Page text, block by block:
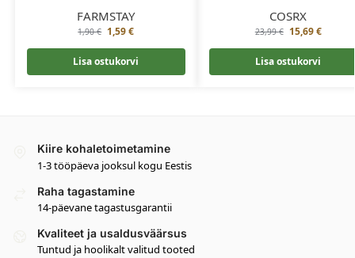
FARMSTAY
1,90€ 1,59€
Lisa ostukorvi
COSRX
23,99€ 15,69€
Lisa ostukorvi
Kiire kohaletoimetamine
1-3 tööpäeva jooksul kogu Eestis
Raha tagastamine
14-päevane tagastusgarantii
Kvaliteet ja usaldusväärsus
Tuntud ja hoolikalt valitud tooted